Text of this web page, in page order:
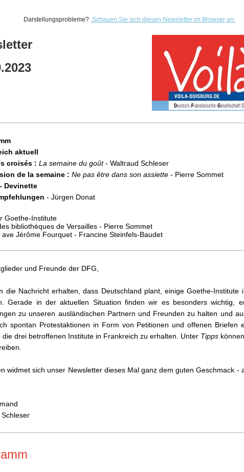
Darstellungsprobleme? .Schauen Sie sich diesen Newsletter im Browser an.
.2023
aktuell
croisés : La semaine du goût - Waltraud Schleser
de la semaine : Ne pas être dans son assiette - Pierre Sommet
Devinette
- Jürgen Donat
Goethe-Institute
bibliothèques de Versailles - Pierre Sommet
ave Jérôme Fourquet - Francine Steinfels-Baudet
und Freunde der DFG,
die Nachricht erhalten, dass Deutschland plant, einige Goethe-Institute
Gerade in der aktuellen Situation finden wir es besonders wichtig,
zu unseren ausländischen Partnern und Freunden zu halten und
spontan Protestaktionen in Form von Petitionen und offenen Briefen
die drei betroffenen Institute in Frankreich zu erhalten. Unter Tipps
widmet sich unser Newsletter dieses Mal ganz dem guten Geschmack -